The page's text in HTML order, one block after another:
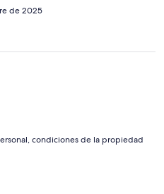
de 2025
condiciones de la propiedad